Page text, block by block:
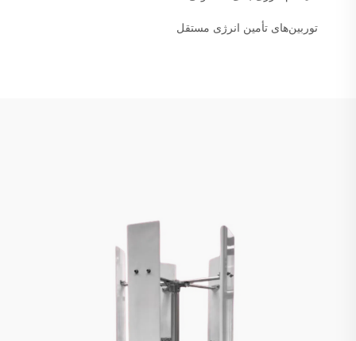
توربین‌های تأمین انرژی مستقل